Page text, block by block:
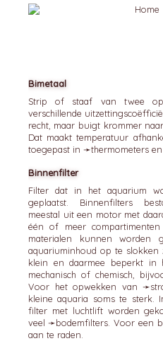
Bimetaal
Strip of staaf van twee op
verschillende
recht, maar buigt krommer
Dat maakt temperatuur
toegepast in ➛thermometers
Binnenfilter
Filter dat in het aquarium
geplaatst. Binnenfilters
meestal uit een motor met
één of meer compartimenten
materialen kunnen worden
aquariuminhoud op te slokken
klein en daarmee beperkt
mechanisch of chemisch,
Voor het opwekken van ➛
kleine aquaria soms te
filter met luchtlift worden
veel ➛bodemfilters . Voor een
aan te raden.